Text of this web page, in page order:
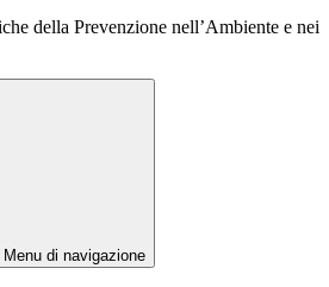
della Prevenzione nell’Ambiente e nei
Menu di navigazione